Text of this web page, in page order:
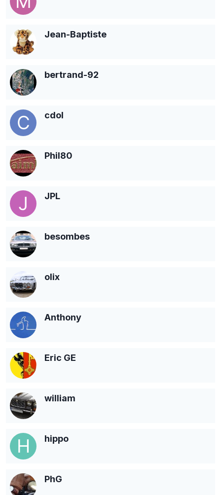
Jean-Baptiste
bertrand-92
cdol
Phil80
JPL
besombes
olix
Anthony
Eric GE
william
hippo
PhG